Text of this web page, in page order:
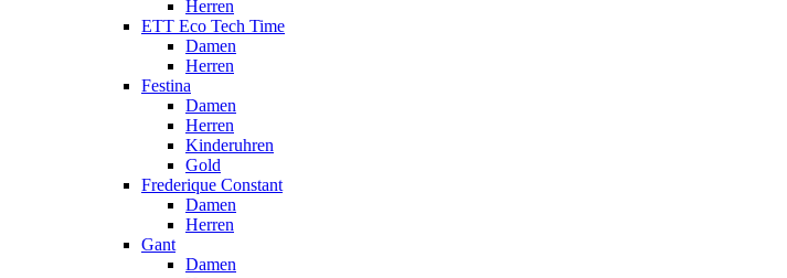
Herren
ETT Eco Tech Time
Damen
Herren
Festina
Damen
Herren
Kinderuhren
Gold
Frederique Constant
Damen
Herren
Gant
Damen